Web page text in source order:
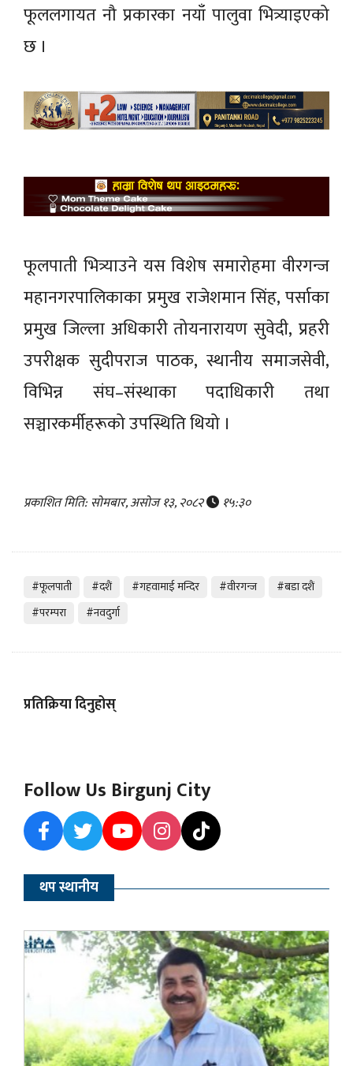
फूललगायत नौ प्रकारका नयाँ पालुवा भित्र्याइएको
छ ।
फूलपाती भित्र्याउने यस विशेष समारोहमा वीरगन्ज
महानगरपालिकाका प्रमुख राजेशमान सिंह, पर्साका
प्रमुख जिल्ला अधिकारी तोयनारायण सुवेदी, प्रहरी
उपरीक्षक सुदीपराज पाठक, स्थानीय समाजसेवी,
विभिन्न संघ–संस्थाका पदाधिकारी तथा
सञ्चारकर्मीहरूको उपस्थिति थियो ।
प्रकाशित मिति: सोमबार, असोज १३, २०८२ १५:३०
#फूलपाती #दशैं #गहवामाई मन्दिर #वीरगन्ज
#बडा दशैं
#परम्परा
#नवदुर्गा
प्रतिक्रिया दिनुहोस्
Follow Us Birgunj City
थप स्थानीय